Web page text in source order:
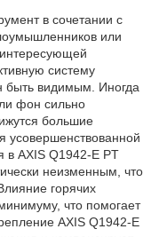
в сочетании с
или
систему
быть видимым. Иногда
фон сильно
большие
усовершенствованной
в AXIS Q1942-E PT
неизменным, что
горячих
что помогает
AXIS Q1942-E